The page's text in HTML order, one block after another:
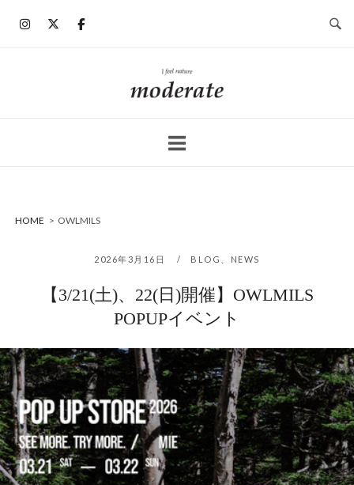
ホ
ー
HOME > OWLMILS
2026年3月16日 BLOG NEWS
【3/21(土)、22(日)開催】OWLMILS
POPUPイベント